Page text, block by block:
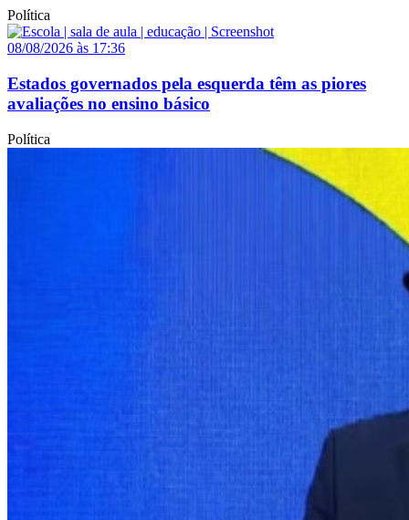
Política
08/08/2026 às 17:36
Estados governados pela esquerda têm as piores
avaliações no ensino básico
Política